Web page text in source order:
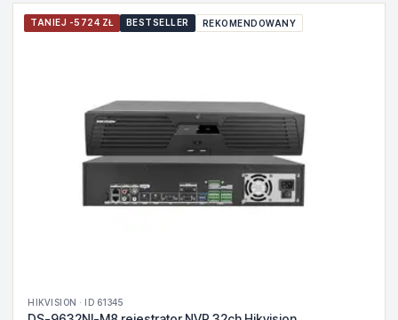
TANIEJ -5724 ZŁ BESTSELLER REKOMENDOWANY
HIKVISION · ID 61345